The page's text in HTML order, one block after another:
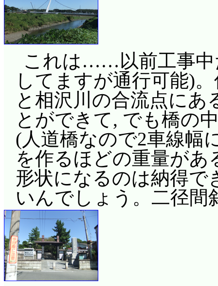
これは……以前工事中
してますが通行可能)
と相沢川の合流点に
とができて, でも橋の
(人道橋なので2車線幅
を作るほどの重量が
形状になるのは納得で
いんでしょう。二径間